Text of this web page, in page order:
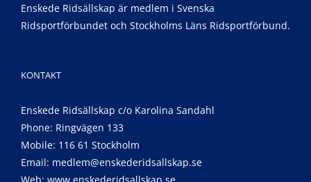
Enskede Ridsällskap är medlem i Svenska
Ridsportförbundet och Stockholms Läns Ridsportförbund.
KONTAKT
Enskede Ridsällskap c/o Karolina Sandahl
Phone: Ringvägen 133
Mobile: 116 61 Stockholm
Email: medlem@enskederidsallskap.se